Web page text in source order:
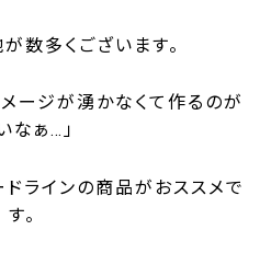
数多くございます。
ージが湧かなくて作るのが
なぁ…」
ラインの商品がおススメで
す。